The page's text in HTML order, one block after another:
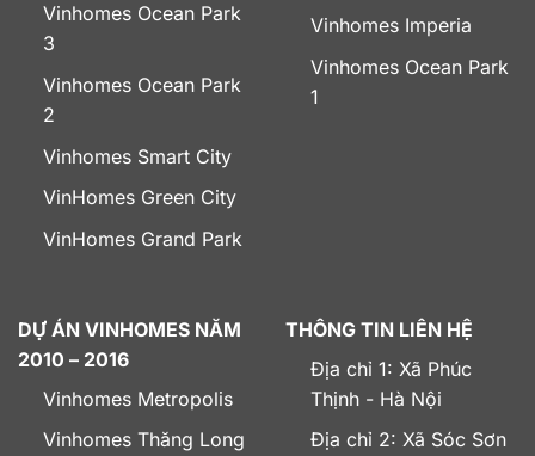
Vinhomes Ocean Park
3
Vinhomes Ocean Park
2
Vinhomes Smart City
VinHomes Green City
VinHomes Grand Park
Vinhomes Imperia
Vinhomes Ocean Park
1
DỰ ÁN VINHOMES NĂM
2010 – 2016
Vinhomes Metropolis
Vinhomes Thăng Long
THÔNG TIN LIÊN HỆ
Địa chỉ 1: Xã Phúc
Thịnh - Hà Nội
Địa chỉ 2: Xã Sóc Sơn